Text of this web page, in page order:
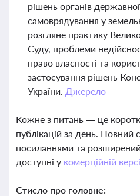
рішень органів
самоврядування у
розгляне практику
Суду, проблеми
право власності та
застосування рішень
України. Джерело
Кожне з питань — це
публікацій за день.
посиланнями та
доступні у комерційній
Стисло про головне: